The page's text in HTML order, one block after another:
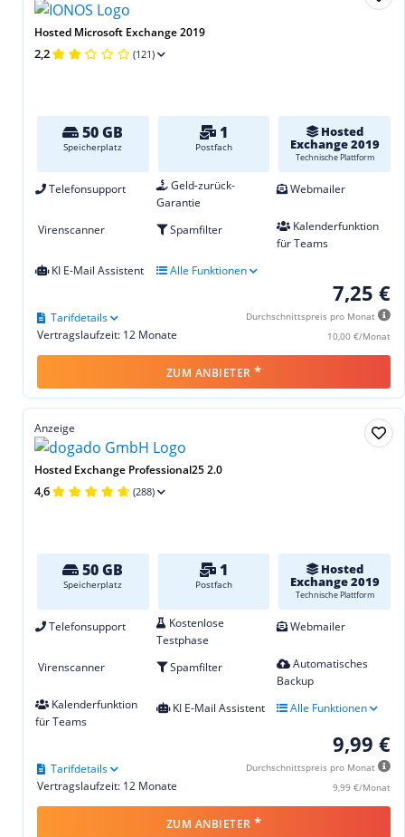
Hosted Microsoft Exchange 2019
2,2 (121)
50 GB
Speicherplatz
1
Postfach
Hosted
Exchange 2019
Technische Plattform
Telefonsupport
Geld-zurück-
Garantie
Webmailer
Virenscanner Spamfilter
Kalenderfunktion
für Teams
KI E-Mail Assistent
Alle Funktionen
7,25 €
Durchschnittspreis pro Monat
10,00 €/Monat
Vertragslaufzeit: 12 Monate
Tarifdetails
ZUM ANBIETER *
Anzeige
Hosted Exchange Professional25 2.0
4,6 (288)
50 GB
Speicherplatz
1
Postfach
Hosted
Exchange 2019
Technische Plattform
Telefonsupport
Kostenlose
Testphase
Webmailer
Virenscanner Spamfilter
Automatisches
Backup
Kalenderfunktion
für Teams
KI E-Mail Assistent Alle Funktionen
9,99 €
Durchschnittspreis pro Monat
9,99 €/Monat
Vertragslaufzeit: 12 Monate
Tarifdetails
ZUM ANBIETER *